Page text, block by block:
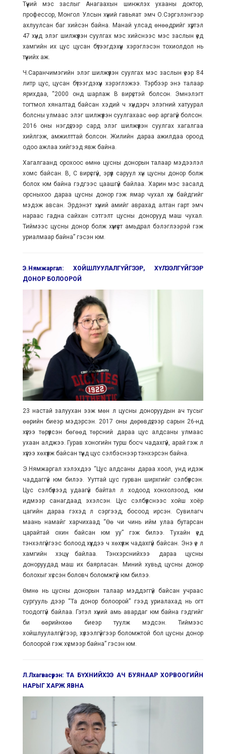
Түүний мэс заслыг Анагаахын шинжлэх ухааны доктор,
профессор, Монгол Улсын хүний гавьяат эмч О.Сэргэлэнгээр
ахлуулсан баг хийсэн байна. Манай улсад өнөөдрийг хүртэл
47 хүнд элэг шилжүүлэн суулгах мэс хийснээс мэс заслын үед
хамгийн их цус цусан бүтээгдэхүүн хэрэглэсэн тохиолдол нь
түүнийх аж.
Ч.Саранчимэгийн элэг шилжүүлэн суулгах мэс заслын үеэр 84
литр цус, цусан бүтээгдэхүүн хэрэглэжээ. Тэрбээр энэ талаар
ярихдаа, “2000 онд шарлаж В вирүстэй болсон. Эмнэлэгт
тогтмол хяналтад байсан хэдий ч хүндэрч элэгний хатуурал
болсны улмаас элэг шилжүүлэн суулгахаас өөр аргагүй болсон.
2016 оны нэгдүгээр сард элэг шилжүүлэн суулгах хагалгаа
хийлгэж, амжилттай болсон. Жилийн дараа ажилдаа ороод
одоо ажлаа хийгээд явж байна.
Хагалгаанд орохоос өмнө цусны донорын талаар мэдээлэл
хомс байсан. В, С вирүсгүй, эрүүл саруул хүн цусны донор болж
болох юм байна гэдгээс цаашгүй байлаа. Харин мэс засалд
орсныхоо дараа цусны донор гэж ямар чухал хүн байдгийг
мэдэж авсан. Эрдэнэт хүний амийг аврахад алтан гарт эмч
нараас гадна сайхан сэтгэлт цусны донорууд маш чухал.
Тиймээс цусны донор болж хүмүүст амьдрал бэлэглээрэй гэж
уриалмаар байна” гэсэн юм.
Э.Нямжаргал: ХОЙШЛУУЛАЛГҮЙГЭЭР, ХҮЛЭЭЛГҮЙГЭЭР
ДОНОР БОЛООРОЙ
23 настай залуухан ээж мөн л цусны доноруудын ач тусыг
өөрийн биеэр мэдэрсэн. 2017 оны дөрөвдүгээр сарын 26-нд
хүүгээ төрүүлсэн бөгөөд төрсний дараа цус алдсаны улмаас
ухаан алджээ. Гурав хоногийн турш босч чадахгүй, арай гэж л
хүүгээ хөхүүлж байсан түүнд цус сэлбэснээр тэнхэрсэн байна.
Э.Нямжаргал хэлэхдээ “Цус алдсаны дараа хоол, унд идэж
чаддаггүй юм билээ. Ууттай цус гурван ширхгийг сэлбүүлсэн.
Цус сэлбүүлээд удаагүй байтал л ходоод хонхолзоод, юм
идмээр санагдаад эхэлсэн. Цус сэлбүүлснээс хойш хоёр
цагийн дараа гэхэд л сэргээд, босоод ирсэн. Сувилагч
маань намайг харчихаад “Өө чи чинь ийм улаа бутарсан
царайтай охин байсан юм уу” гэж билээ. Тухайн үед
тэнхэлгүйгээс болоод хүүхдээ ч хөхүүлж чадахгүй байсан. Энэ үе л
хамгийн хэцүү байлаа. Тэнхэрснийхээ дараа цусны
доноруудад маш их баярласан. Миний хувьд цусны донор
болохыг хүссэн боловч боломжгүй юм билээ.
Өмнө нь цусны донорын талаар мэддэггүй байсан учраас
сургууль дээр “Та донор болоорой” гээд уриалахад нь огт
тоодоггүй байлаа. Гэтэл хүний амь авардаг юм байна гэдгийг
би өөрийнхөө биеэр туулж мэдсэн. Тиймээс
хойшлуулалгүйгээр, хүлээлгүйгээр боломжтой бол цусны донор
болоорой гэж хүсмээр байна” гэсэн юм.
Л.Лхагвасүрэн: ТА БҮХНИЙХЭЭ АЧ БУЯНААР ХОРВООГИЙН
НАРЫГ ХАРЖ ЯВНА